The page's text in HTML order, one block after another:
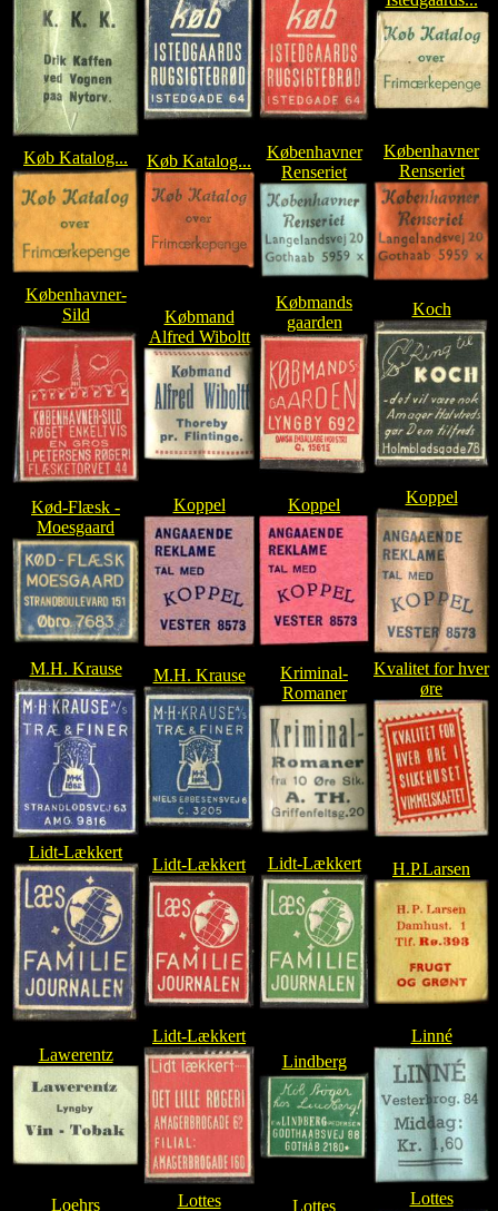
Køb Katalog... Køb Katalog...
Københavner
Renseriet
Københavner
Renseriet
Københavner-
Sild
Købmand
Alfred Wiboltt
Købmands
gaarden
Koch
Kød-Flæsk -
Moesgaard
Koppel Koppel Koppel
M.H. Krause M.H. Krause
Kriminal-
Romaner
Kvalitet for hver
øre
Lidt-Lækkert
Lidt-Lækkert Lidt-Lækkert H.P.Larsen
Lawerentz
Lidt-Lækkert
Lindberg
Linné
Loehrs Lottes Lottes Lottes